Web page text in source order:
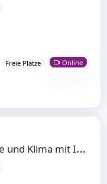
Freie Plätze Online
„
Der Krisenlotse“: 2.Folge - Krise und Klima mit Imeh Ituen